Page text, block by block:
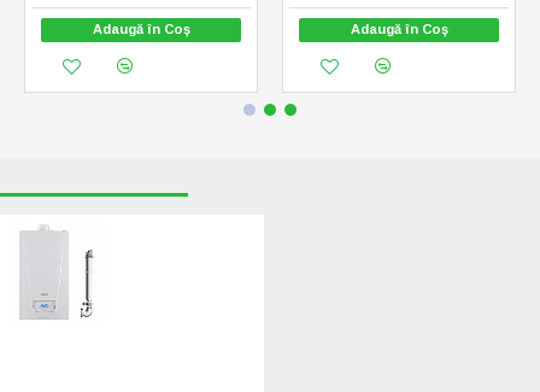
Adaugă în Coş Adaugă în Coş